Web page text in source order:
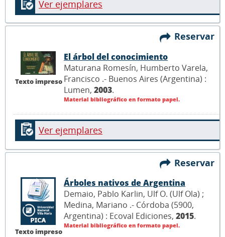
Ver ejemplares
Reservar
Texto impreso
El árbol del conocimiento
Maturana Romesín, Humberto Varela,
Francisco .- Buenos Aires (Argentina) :
Lumen, 2003.
Material bibliográfico en formato papel.
Ver ejemplares
Reservar
Texto impreso
Árboles nativos de Argentina
Demaio, Pablo Karlin, Ulf O. (Ulf Ola) ;
Medina, Mariano .- Córdoba (5900,
Argentina) : Ecoval Ediciones, 2015.
Material bibliográfico en formato papel.